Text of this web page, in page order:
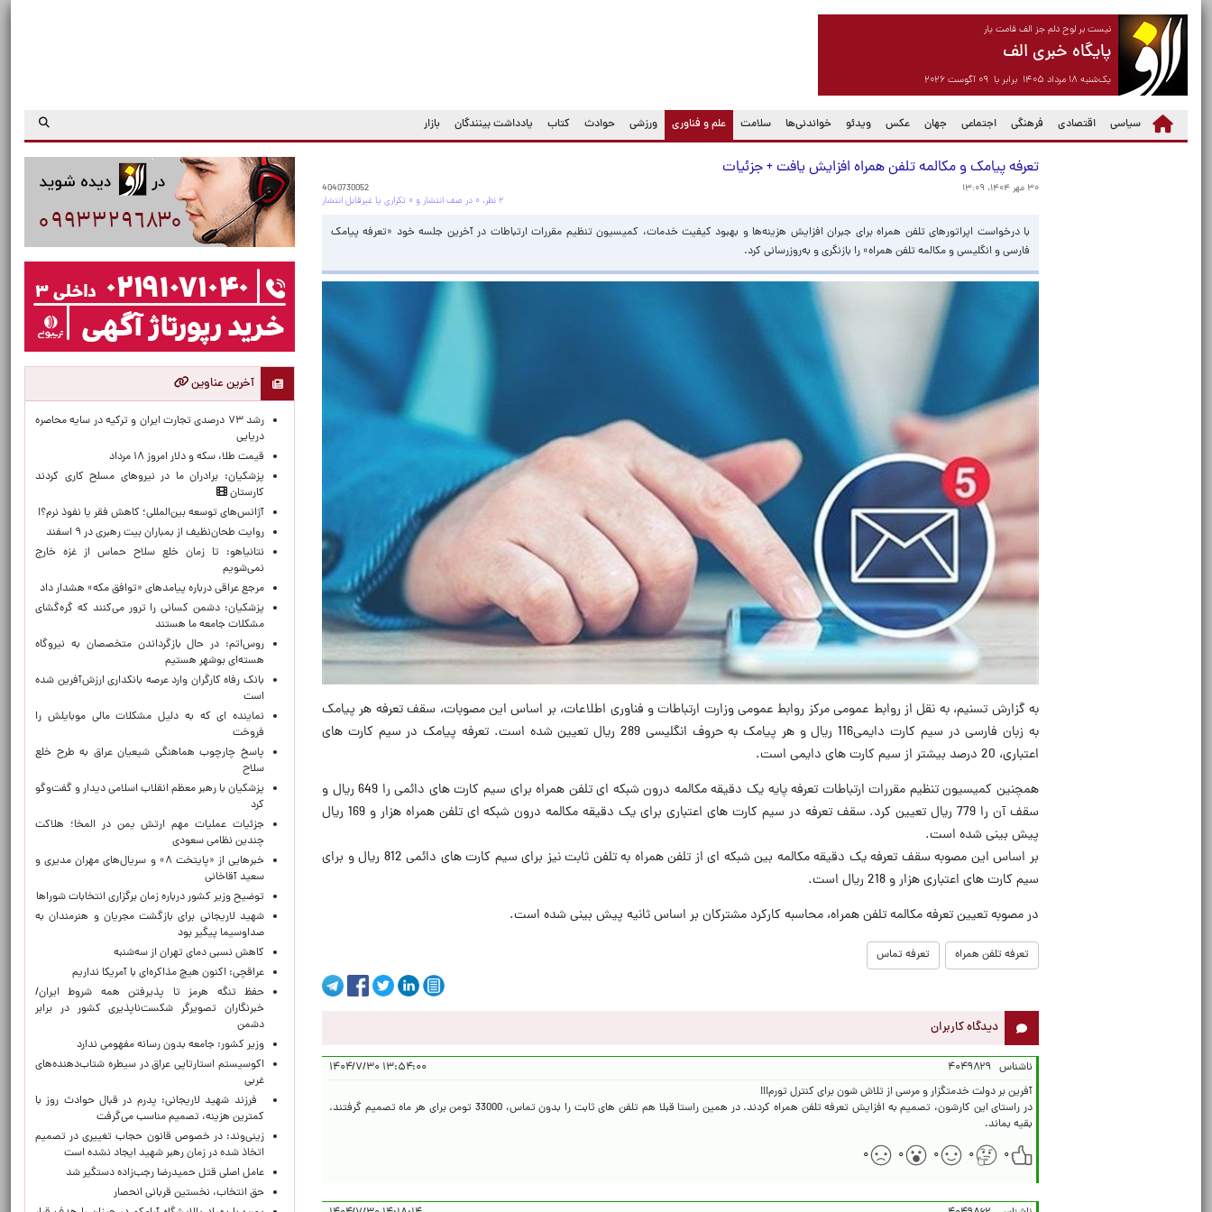
نیست بر لوح دلم جز الف قامت یار
پایگاه خبری الف
یک‌شنبه ۱۸ مرداد ۱۴۰۵ برابر با ۰۹ آگوست ۲۰۲۶
سیاسی اقتصادی فرهنگی اجتماعی جهان عکس ویدئو خواندنی‌ها سلامت علم و فناوری
(current) ورزشی حوادث کتاب یادداشت بینندگان بازار
تعرفه پیامک و مکالمه تلفن همراه افزایش یافت + جزئیات
۳۰ مهر ۱۴۰۴، ۱۳:۰۹
4040730052
۲ نظر، ۰ در صف انتشار و ۰ تکراری یا غیرقابل انتشار
با درخواست اپراتورهای تلفن همراه برای جبران افزایش هزینه‌ها و بهبود کیفیت خدمات، کمیسیون تنظیم مقررات ارتباطات در آخرین جلسه خود «تعرفه پیامک
فارسی و انگلیسی و مکالمه تلفن همراه» را بازنگری و به‌روزرسانی کرد.
به گزارش تسنیم، به نقل از روابط عمومی مرکز روابط عمومی وزارت ارتباطات و فناوری اطلاعات، بر اساس این مصوبات، سقف تعرفه هر پیامک
به زبان فارسی در سیم کارت دایمی116 ریال و هر پیامک به حروف انگلیسی 289 ریال تعیین شده است. تعرفه پیامک در سیم کارت های
اعتباری، 20 درصد بیشتر از سیم کارت های دایمی است.
همچنین کمیسیون تنظیم مقررات ارتباطات تعرفه پایه یک دقیقه مکالمه درون شبکه ای تلفن همراه برای سیم کارت های دائمی را 649 ریال و
سقف آن را 779 ریال تعیین کرد. سقف تعرفه در سیم کارت های اعتباری برای یک دقیقه مکالمه درون شبکه ای تلفن همراه هزار و 169 ریال
پیش بینی شده است.
بر اساس این مصوبه سقف تعرفه یک دقیقه مکالمه بین شبکه ای از تلفن همراه به تلفن ثابت نیز برای سیم کارت های دائمی 812 ریال و برای
سیم کارت های اعتباری هزار و 218 ریال است.
در مصوبه تعیین تعرفه مکالمه تلفن همراه، محاسبه کارکرد مشترکان بر اساس ثانیه پیش بینی شده است.
تعرفه تلفن همراه تعرفه تماس
دیدگاه کاربران
ناشناس ۴۰۴۹۸۲۹
۱۳:۵۴:۰۰ ۱۴۰۴/۷/۳۰
در راستای این کارشون، تصمیم به افزایش تعرفه تلفن همراه کردند. در همین راستا قبلا هم تلفن های ثابت را بدون تماس، 33000 تومن برای هر ماه تصمیم گرفتند.
بقیه بماند.
۰
۰ ۰ ۰ ۰
آخرین عناوین
رشد ۷۳ درصدی تجارت ایران و ترکیه در سایه محاصره
دریایی
قیمت طلا، سکه و دلار امروز ۱۸ مرداد
پزشکیان: برادران ما در نیروهای مسلح کاری کردند
کارستان
آژانس‌های توسعه بین‌المللی؛ کاهش فقر یا نفوذ نرم؟!
روایت طحان‌نظیف از بمباران بیت رهبری در ۹ اسفند
نتانیاهو: تا زمان خلع سلاح حماس از غزه خارج
نمی‌شویم
مرجع عراقی درباره پیامدهای «توافق مکه» هشدار داد
پزشکیان: دشمن کسانی را ترور می‌کنند که گره‌گشای
مشکلات جامعه ما هستند
روس‌اتم: در حال بازگرداندن متخصصان به نیروگاه
هسته‌ای بوشهر هستیم
بانک رفاه کارگران وارد عرصه بانکداری ارزش‌آفرین شده
است
نماینده ای که به دلیل مشکلات مالی موبایلش را
فروخت
پاسخ چارچوب هماهنگی شیعیان عراق به طرح خلع
سلاح
پزشکیان با رهبر معظم انقلاب اسلامی دیدار و گفت‌وگو
کرد
جزئیات عملیات مهم ارتش یمن در المخا؛ هلاکت
چندین نظامی سعودی
خبرهایی از «پایتخت ۸» و سریال‌های مهران مدیری و
سعید آقاخانی
توضیح وزیر کشور درباره زمان برگزاری انتخابات شوراها
شهید لاریجانی برای بازگشت مجریان و هنرمندان به
صداوسیما پیگیر بود
کاهش نسبی دمای تهران از سه‌شنبه
عراقچی: اکنون هیچ مذاکره‌ای با آمریکا نداریم
حفظ تنگه هرمز تا پذیرفتن همه شروط ایران/
خبرنگاران تصویرگر شکست‌ناپذیری کشور در برابر
دشمن
وزیر کشور: جامعه بدون رسانه مفهومی ندارد
اکوسیستم استارتاپی عراق در سیطره شتاب‌دهنده‌‌های
غربی
فرزند شهید لاریجانی: پدرم در قبال حوادث روز با
کمترین هزینه، تصمیم مناسب می‌گرفت
زینی‌وند: در خصوص قانون حجاب تغییری در تصمیم
اتخاذ شده در زمان رهبر شهید ایجاد نشده است
عامل اصلی قتل حمیدرضا رجب‌زاده دستگیر شد
حق انتخاب، نخستین قربانی انحصار